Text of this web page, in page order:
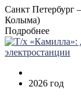
Санкт Петербург
Колыма)
Подробнее
2026 год